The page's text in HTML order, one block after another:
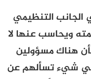
الجانب التنظيمي
ويحاسب عنها لا
هناك مسؤولين
شيء تسألهم عن